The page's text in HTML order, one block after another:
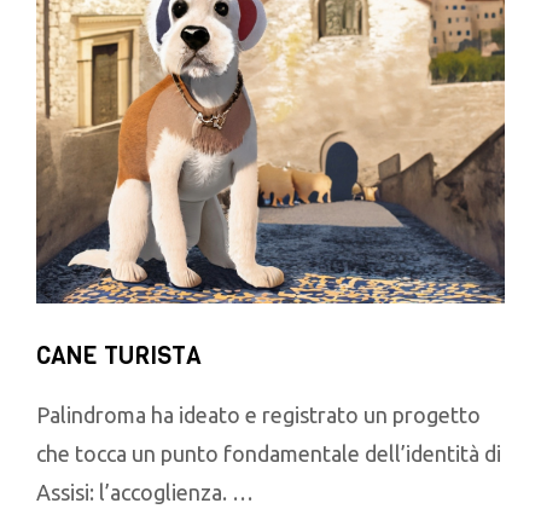
CANE TURISTA
Palindroma ha ideato e registrato un progetto
che tocca un punto fondamentale dell’identità di
Assisi: l’accoglienza. …